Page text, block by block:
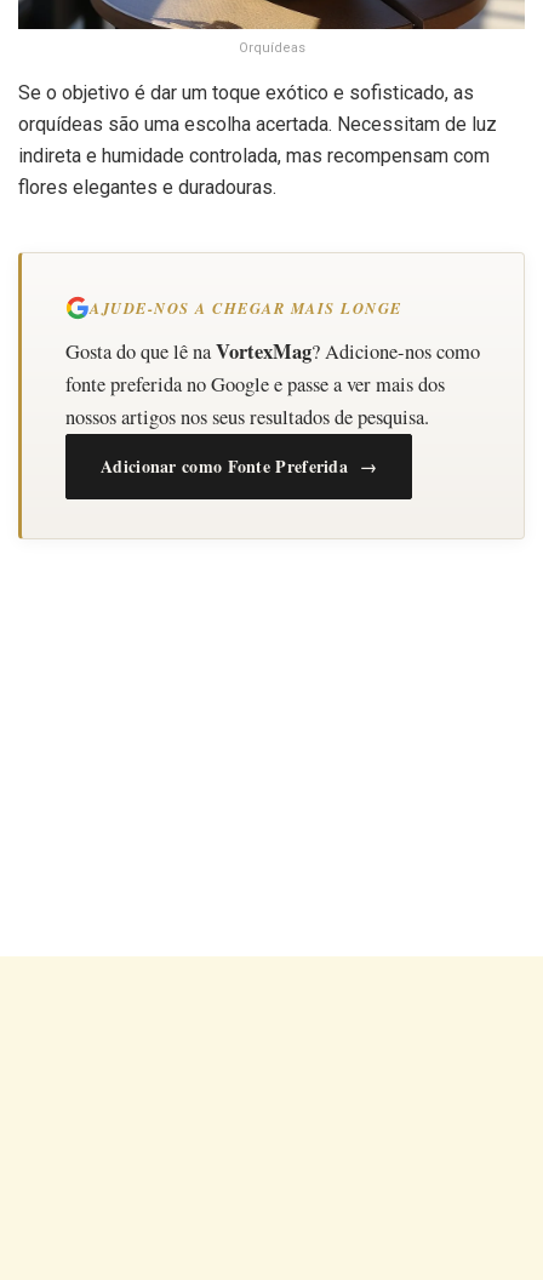
Orquídeas
Se o objetivo é dar um toque exótico e sofisticado, as
orquídeas são uma escolha acertada. Necessitam de luz
indireta e humidade controlada, mas recompensam com
flores elegantes e duradouras.
AJUDE-NOS A CHEGAR MAIS LONGE
Gosta do que lê naVortexMag? Adicione-nos como
fonte preferida no Google e passe a ver mais dos
nossos artigos nos seus resultados de pesquisa.
Adicionar como Fonte Preferida →